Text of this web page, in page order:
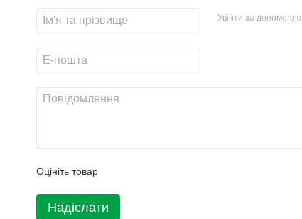
Увійти за допомогою
Оцініть товар
Надіслати